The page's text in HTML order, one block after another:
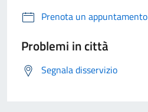
Prenota un appuntamento
Problemi in città
Segnala disservizio